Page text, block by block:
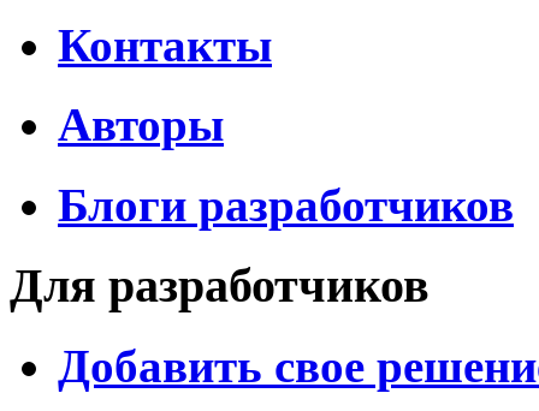
Контакты
Авторы
Блоги разработчиков
Для разработчиков
Добавить свое